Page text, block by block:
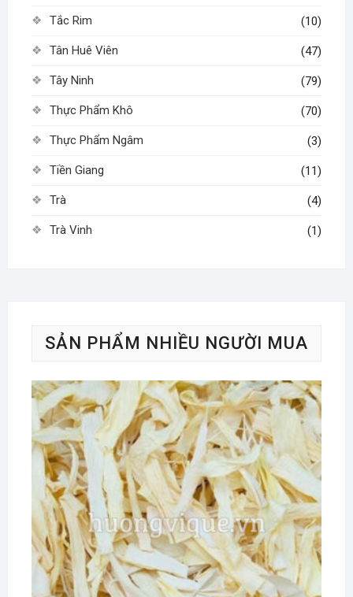
Tắc Rim (10)
Tân Huê Viên (47)
Tây Ninh (79)
Thực Phẩm Khô (70)
Thực Phẩm Ngâm (3)
Tiền Giang (11)
Trà (4)
Trà Vinh (1)
SẢN PHẨM NHIỀU NGƯỜI MUA